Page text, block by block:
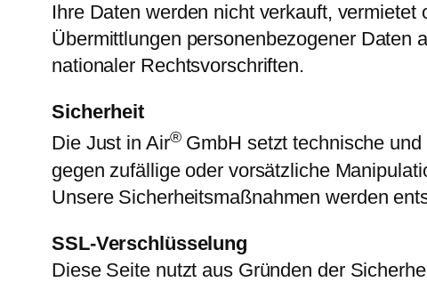
Ihre Daten werden nicht verkauft,
Übermittlungen personenbezogener Daten
nationaler Rechtsvorschriften.
Sicherheit
Die Just in Air®GmbH setzt technische und
gegen zufällige oder vorsätzliche
Unsere Sicherheitsmaßnahmen werden
SSL-Verschlüsselung
Diese Seite nutzt aus Gründen der